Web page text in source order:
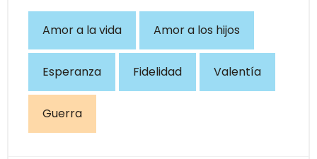
Amor a la vida Amor a los hijos
Esperanza Fidelidad Valentía
Guerra